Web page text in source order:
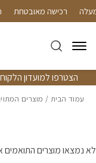
Skip to Contentרכישה מאובטחת
הצטרפו למועדון הלקוחות של טאו
עמוד הבית / מוצרים
לא נמצאו מוצרים התואמים
בחזרה למעלה